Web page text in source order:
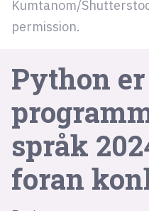
Kumtanom/
permission.
Python
språk
foran
mørk modus
nyhetsbrev
kode24-klubben
LinkedIn
Bluesky